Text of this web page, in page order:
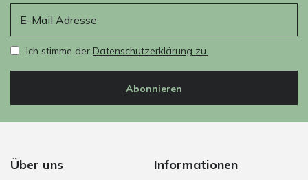
Ich stimme der Datenschutzerklärung zu.
Abonnieren
Über uns Informationen